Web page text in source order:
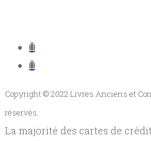
Copyright © 2022 Livres Anciens et
réservés.
La majorité des cartes de